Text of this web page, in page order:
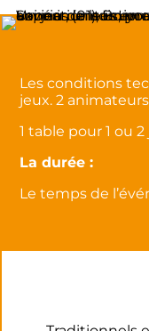
Les conditions
jeux. 2
1 table pour 1 ou
La durée :
Le temps de